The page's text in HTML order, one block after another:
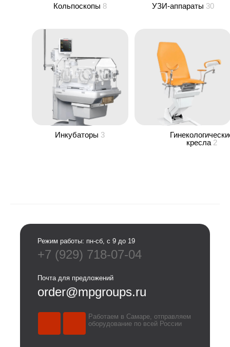
Кольпоскопы 8 УЗИ-аппараты 30
Инкубаторы 3
кресла 2
+7 (929) 718-07-04
Режим работы: пн-сб, с 9 до 19
order@mpgroups.ru
Почта для предложений
Работаем в Самаре, отправляем
оборудование по всей России